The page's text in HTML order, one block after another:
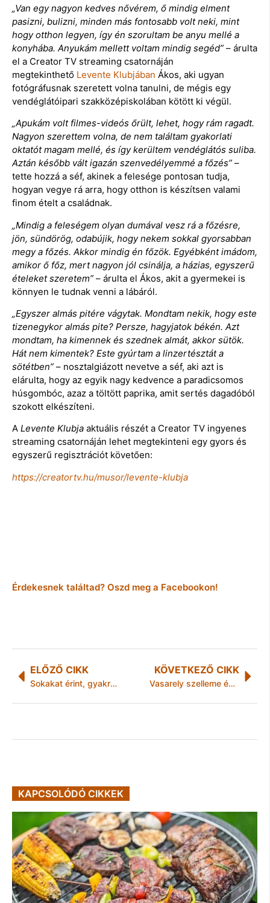
„Van egy nagyon kedves nővérem, ő mindig elment
pasizni, bulizni, minden más fontosabb volt neki, mint
hogy otthon legyen, így én szorultam be anyu mellé a
konyhába. Anyukám mellett voltam mindig segéd” – árulta
el a Creator TV streaming csatornáján
megtekinthető Levente Klubjában Ákos, aki ugyan
fotógráfusnak szeretett volna tanulni, de mégis egy
vendéglátóipari szakközépiskolában kötött ki végül.
„Apukám volt filmes-videós őrült, lehet, hogy rám ragadt.
Nagyon szerettem volna, de nem találtam gyakorlati
oktatót magam mellé, és így kerültem vendéglátós suliba.
Aztán később vált igazán szenvedélyemmé a főzés” –
tette hozzá a séf, akinek a felesége pontosan tudja,
hogyan vegye rá arra, hogy otthon is készítsen valami
finom ételt a családnak.
„Mindig a feleségem olyan dumával vesz rá a főzésre,
jön, sündörög, odabújik, hogy nekem sokkal gyorsabban
megy a főzés. Akkor mindig én főzök. Egyébként imádom,
amikor ő főz, mert nagyon jól csinálja, a házias, egyszerű
ételeket szeretem” – árulta el Ákos, akit a gyermekei is
könnyen le tudnak venni a lábáról.
„Egyszer almás pitére vágytak. Mondtam nekik, hogy este
tizenegykor almás pite? Persze, hagyjatok békén. Azt
mondtam, ha kimennek és szednek almát, akkor sütök.
Hát nem kimentek? Este gyúrtam a linzertésztát a
sötétben” – nosztalgiázott nevetve a séf, aki azt is
elárulta, hogy az egyik nagy kedvence a paradicsomos
húsgombóc, azaz a töltött paprika, amit sertés dagadóból
szokott elkészíteni.
A Levente Klubja aktuális részét a Creator TV ingyenes
streaming csatornáján lehet megtekinteni egy gyors és
egyszerű regisztrációt követően:
https://creatortv.hu/musor/levente-klubja
Érdekesnek találtad? Oszd meg a Facebookon!
ELŐZŐ CIKK
Sokakat érint, gyakran rejtve marad – de odafigyeléssel időben felismerhető a hólyagrák
KÖVETKEZŐ CIKK
Vasarely szelleme és a képzelet határai: jubileumi fényáradat borítja be Pécset a 10. Zsolnay Fényfesztiválon
KAPCSOLÓDÓ CIKKEK